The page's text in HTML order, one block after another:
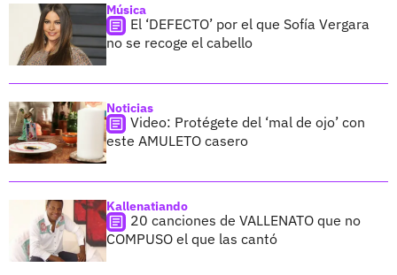
Música
El ‘DEFECTO’ por el que Sofía Vergara
no se recoge el cabello
Noticias
Video: Protégete del ‘mal de ojo’ con
este AMULETO casero
Kallenatiando
20 canciones de VALLENATO que no
COMPUSO el que las cantó